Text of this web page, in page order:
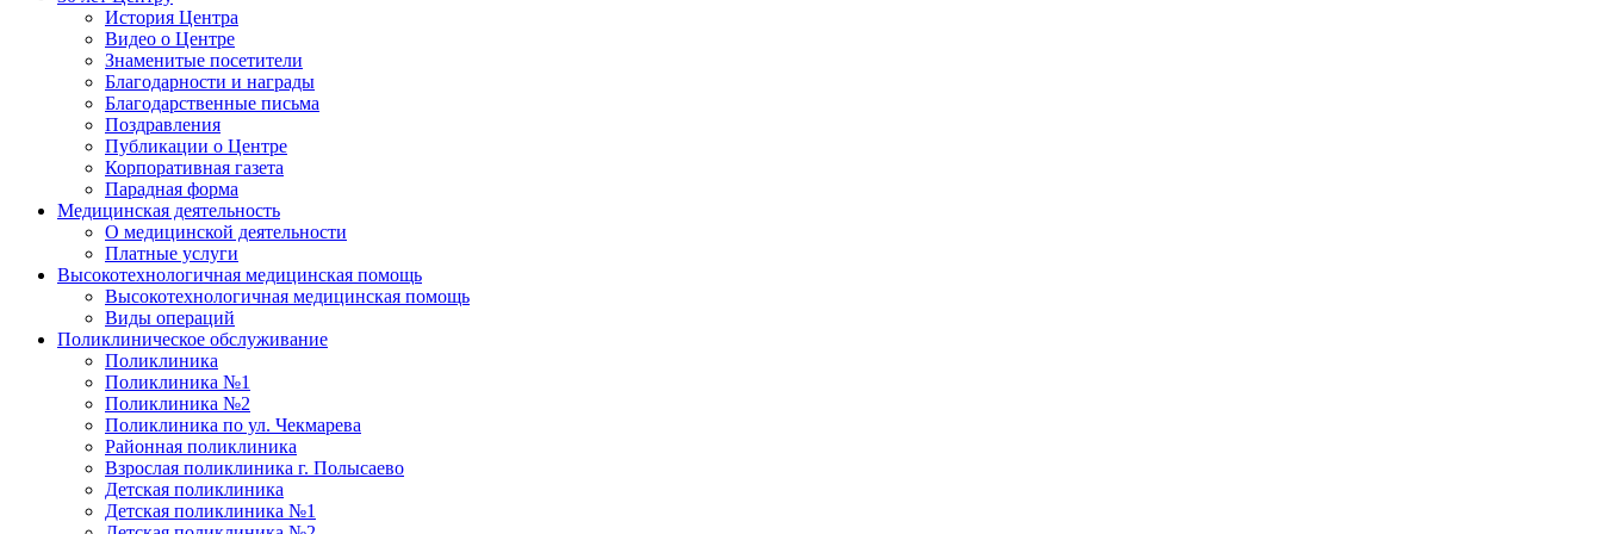
История Центра
Видео о Центре
Знаменитые посетители
Благодарности и награды
Благодарственные письма
Поздравления
Публикации о Центре
Корпоративная газета
Парадная форма
Медицинская деятельность
О медицинской деятельности
Платные услуги
Высокотехнологичная медицинская помощь
Высокотехнологичная медицинская помощь
Виды операций
Поликлиническое обслуживание
Поликлиника
Поликлиника №1
Поликлиника №2
Поликлиника по ул. Чекмарева
Районная поликлиника
Взрослая поликлиника г. Полысаево
Детская поликлиника
Детская поликлиника №1